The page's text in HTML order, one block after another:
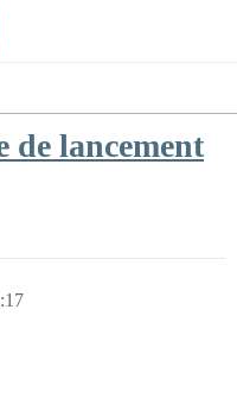
de lancement